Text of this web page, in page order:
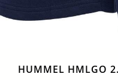
HUMMEL HMLGO